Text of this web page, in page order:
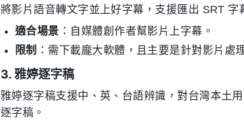
將影片語音轉文字並上好字幕，支援匯出 SRT 字
適合場景 ：自媒體創作者幫影片上字幕。
限制 ：需下載龐大軟體，且主要是針對影片處
3. 雅婷逐字稿
雅婷逐字稿支援中、英、台語辨識，對台灣本土
逐字稿。